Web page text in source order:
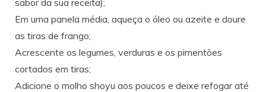
Em uma panela média, aqueça o óleo ou azeite e doure
as tiras de frango;
Acrescente os legumes, verduras e os pimentões
cortados em tiras;
Adicione o molho shoyu aos poucos e deixe refogar até